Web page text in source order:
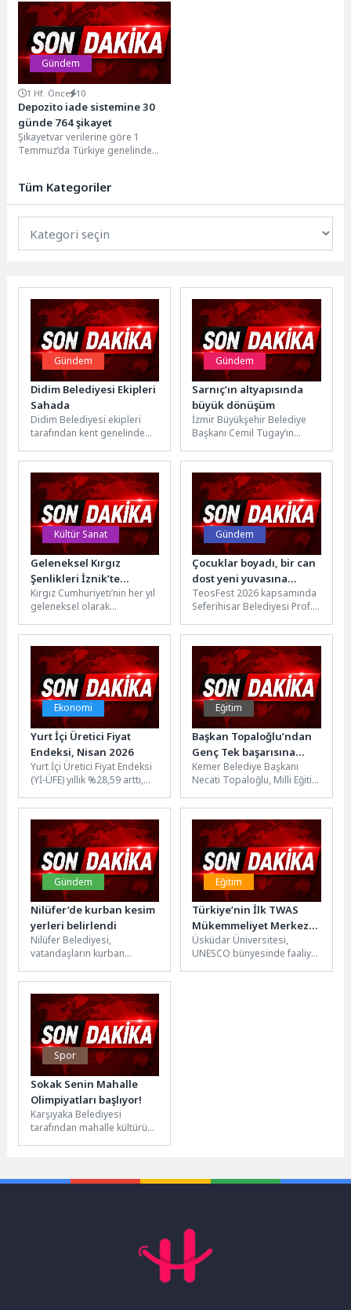
programında okuduğu
“Anadolu’nun...
Gündem
1 Hf. Önce 10
Depozito iade sistemine 30
günde 764 şikayet
Şikayetvar verilerine göre 1
Temmuz’da Türkiye genelinde
sistemine ilk 30...
Tüm Kategoriler
Gündem
Didim Belediyesi Ekipleri
Sahada
Didim Belediyesi ekipleri
tarafından kent genelinde
düzenleme çalışmaları
aralıksız şekilde
sürdürülüyor.Gerçekleştirilen
çalışmalar...
Gündem
Sarnıç’ın altyapısında
büyük dönüşüm
İzmir Büyükşehir Belediye
Başkanı Cemil Tugay’ın
Sarnıç içme suyu şebeke ve
iletim...
Kültür Sanat
Geleneksel Kırgız
Şenlikleri İznik’te
Gerçekleşti
Kırgız Cumhuriyeti’nin her yıl
geleneksel olarak
bu yılda İznik’te görkemli bir
etkinlikle...
Gündem
Çocuklar boyadı, bir can
dost yeni yuvasına
kavuştu
TeosFest 2026 kapsamında
Seferihisar Belediyesi Prof.
Hayvanları Yuvası, anlamlı
bir etkinliğe...
Ekonomi
Yurt İçi Üretici Fiyat
Endeksi, Nisan 2026
Yurt İçi Üretici Fiyat Endeksi
(Yİ-ÜFE) yıllık %28,59 arttı,
(2003=100) 2026 yılı...
Eğitim
Başkan Topaloğlu’ndan
Genç Tek başarısına
tebrik
Kemer Belediye Başkanı
Necati Topaloğlu, Milli Eğitim
düzenlenen 2. Genç Tek
Zirvesi’nde derece...
Gündem
Nilüfer’de kurban kesim
yerleri belirlendi
Nilüfer Belediyesi,
vatandaşların kurban
ve çevre temizliğine uygun
bir şekilde yerine
getirebilmesi...
Eğitim
Türkiye’nin İlk TWAS
Mükemmeliyet Merkezi
Üsküdar Üniversitesi
Üsküdar Üniversitesi,
UNESCO bünyesinde faaliyet
Spor
Sokak Senin Mahalle
Olimpiyatları başlıyor!
Karşıyaka Belediyesi
tarafından mahalle kültürünü
Senin Mahalle...